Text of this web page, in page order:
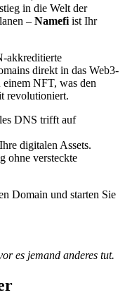
in die Welt der
– Namefi ist Ihr
akkreditierte
direkt in das Web3-
NFT, was den
revolutioniert.
DNS trifft auf
digitalen Assets.
ohne versteckte
Domain und starten Sie
es jemand anderes tut.